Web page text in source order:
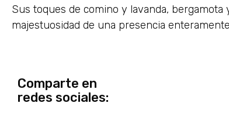
Sus toques de comino y lavanda, bergamota
majestuosidad de una presencia
Comparte en
redes sociales: